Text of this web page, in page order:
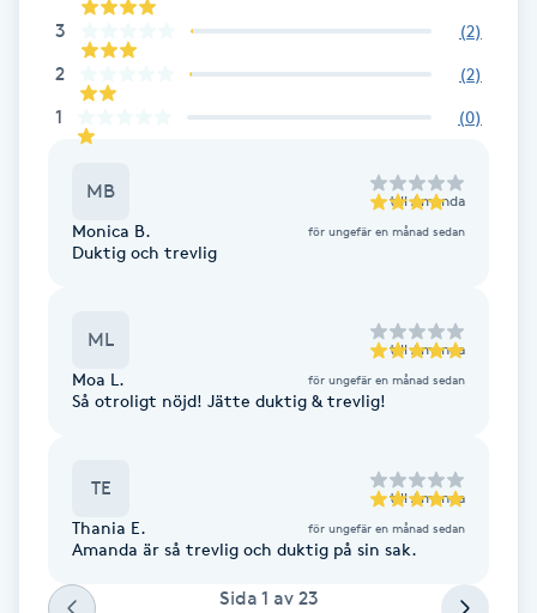
Fransförlängning Volym
Fransk manikyr
Frekvensterapi
Friskvårdsmassage
Funktionsanalys
3 (2)
2 (2)
1 (0)
MB till Amanda
Monica B. för ungefär en månad sedan
Duktig och trevlig
ML till Amanda
Moa L. för ungefär en månad sedan
Så otroligt nöjd! Jätte duktig & trevlig!
TE till Amanda
Thania E. för ungefär en månad sedan
Amanda är så trevlig och duktig på sin sak.
Sida 1 av 23